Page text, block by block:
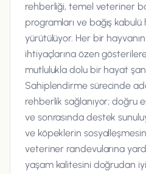
rehberliği, temel veteriner
programları ve bağış
yürütülüyor. Her bir
ihtiyaçlarına özen
mutlulukla dolu bir hayat
Sahiplendirme sürecinde
rehberlik sağlanıyor; doğru
ve sonrasında destek
ve köpeklerin
veteriner randevularına
yaşam kalitesini doğrudan